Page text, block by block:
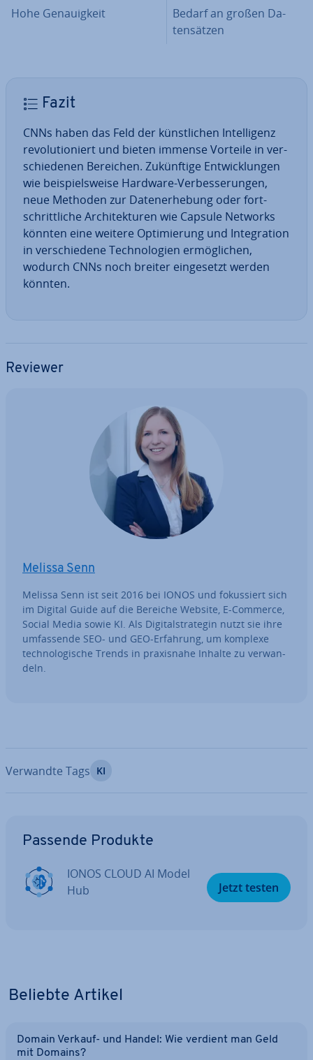
Hohe Ge­nau­ig­keit
Bedarf an großen Da­
ten­sät­zen
Fazit
CNNs haben das Feld der künst­li­chen In­tel­li­genz
re­vo­lu­tio­niert und bieten immense Vorteile in ver­
schie­de­nen Bereichen. Zu­künf­ti­ge Ent­wick­lun­gen
wie bei­spiels­wei­se Hardware-Ver­bes­se­run­gen,
neue Methoden zur Da­ten­er­he­bung oder fort­
schritt­li­che Ar­chi­tek­tu­ren wie Capsule Networks
könnten eine weitere Op­ti­mie­rung und In­te­gra­ti­on
in ver­schie­de­ne Tech­no­lo­gien er­mög­li­chen,
wodurch CNNs noch breiter ein­ge­setzt werden
könnten.
Reviewer
Melissa Senn
Melissa Senn ist seit 2016 bei IONOS und fo­kus­siert sich
im Digital Guide auf die Bereiche Website, E-Commerce,
Social Media sowie KI. Als Di­gi­tal­stra­te­gin nutzt sie ihre
um­fas­sen­de SEO- und GEO-Erfahrung, um komplexe
tech­no­lo­gi­sche Trends in pra­xis­na­he Inhalte zu ver­wan­
deln.
Verwandte Tags KI
Passende Produkte
IONOS CLOUD AI Model
Hub
Jetzt testen
Beliebte Artikel
Domain Verkauf- und Handel: Wie verdient man Geld
mit Domains?